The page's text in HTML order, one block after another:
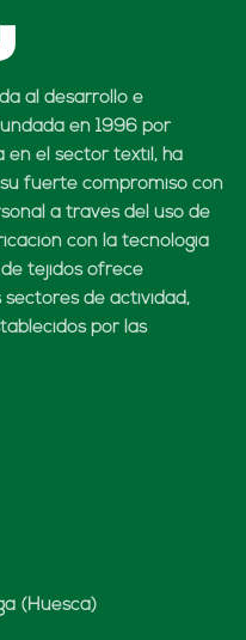
al desarrollo e
en 1996 por
en el sector textil, ha
fuerte compromiso con
a través del uso de
con la tecnología
tejidos ofrece
de actividad,
por las
(Huesca)